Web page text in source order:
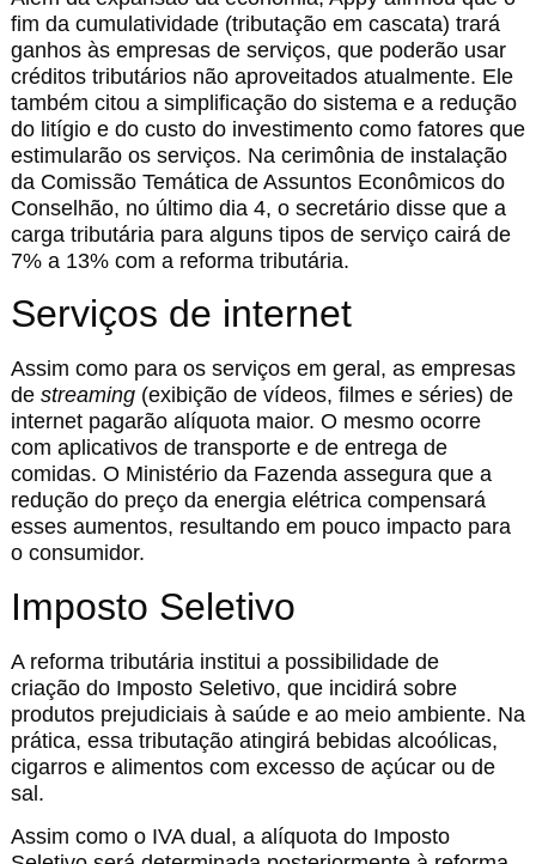
fim da cumulatividade (tributação em cascata) trará
ganhos às empresas de serviços, que poderão usar
créditos tributários não aproveitados atualmente. Ele
também citou a simplificação do sistema e a redução
do litígio e do custo do investimento como fatores que
estimularão os serviços. Na cerimônia de instalação
da Comissão Temática de Assuntos Econômicos do
Conselhão, no último dia 4, o secretário disse que a
carga tributária para alguns tipos de serviço cairá de
7% a 13% com a reforma tributária.
Serviços de internet
Assim como para os serviços em geral, as empresas
de streaming(exibição de vídeos, filmes e séries) de
internet pagarão alíquota maior. O mesmo ocorre
com aplicativos de transporte e de entrega de
comidas. O Ministério da Fazenda assegura que a
redução do preço da energia elétrica compensará
esses aumentos, resultando em pouco impacto para
o consumidor.
Imposto Seletivo
A reforma tributária institui a possibilidade de
criação do Imposto Seletivo, que incidirá sobre
produtos prejudiciais à saúde e ao meio ambiente. Na
prática, essa tributação atingirá bebidas alcoólicas,
cigarros e alimentos com excesso de açúcar ou de
sal.
Assim como o IVA dual, a alíquota do Imposto